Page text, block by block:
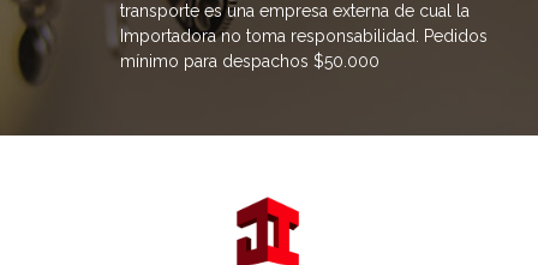
transporte es una empresa externa de cual la
Importadora no toma responsabilidad. Pedidos
mínimo para despachos $50.000